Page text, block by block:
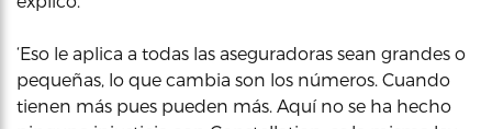
‘Eso le aplica a todas las aseguradoras sean grandes o
pequeñas, lo que cambia son los números. Cuando
tienen más pues pueden más. Aquí no se ha hecho